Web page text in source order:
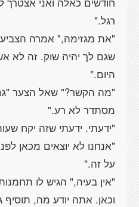
רגל."
"את מגזימה," אמרה
שגם לך יהיה שוק. זה לא
היום."
"מה הקשר?" שאל הצער "גם
מסתדר לא רע."
"ידעתי. ידעתי שזה יקח
"אנחנו לא יוצאים מכאן
על זה."
"אין בעיה," הגיש לו
וכאן. אתה יודע מה,